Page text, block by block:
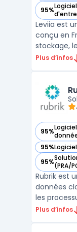
95%
— voir
Leviia est
conçu en
stockage,
données
RGPD,
et HDS
Plus d’infos
95%
— voir
95%
— voir
95%(PRA/
— voir
Rubrik est
données
les
et
Plus d’infos